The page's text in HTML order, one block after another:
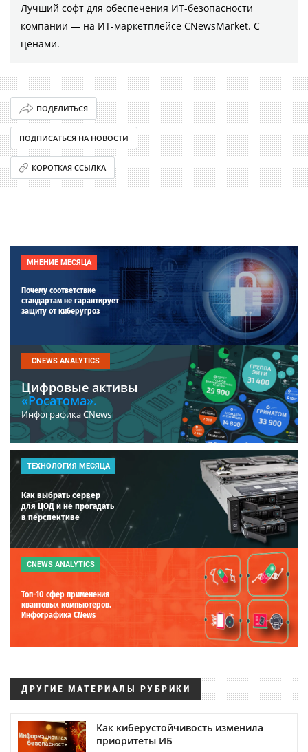
Лучший софт для обеспечения ИТ-безопасности
компании ― на ИТ-маркетплейсе CNewsMarket. С
ценами.
ПОДЕЛИТЬСЯ
ПОДПИСАТЬСЯ НА НОВОСТИ
КОРОТКАЯ ССЫЛКА
МНЕНИЕ МЕСЯЦА
Почему соответствие
стандартам не гарантирует
защиту от киберугроз
CNEWS ANALYTICS
Цифровые активы
«Росатома».
Инфографика CNews
ТЕХНОЛОГИЯ МЕСЯЦА
Как выбрать сервер
для ЦОД и не прогадать
в перспективе
CNEWS ANALYTICS
Топ-10 сфер применения
квантовых компьютеров.
Инфографика CNews
ДРУГИЕ МАТЕРИАЛЫ РУБРИКИ
Как киберустойчивость изменила
приоритеты ИБ